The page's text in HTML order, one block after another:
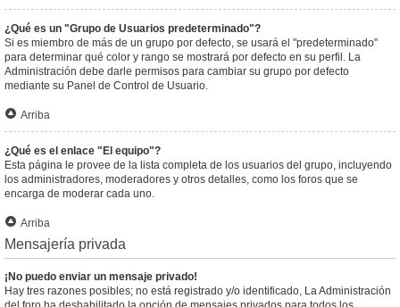
¿Qué es un "Grupo de Usuarios predeterminado"?
Si es miembro de más de un grupo por defecto, se usará el "predeterminado"
para determinar qué color y rango se mostrará por defecto en su perfil. La
Administración debe darle permisos para cambiar su grupo por defecto
mediante su Panel de Control de Usuario.
Arriba
¿Qué es el enlace "El equipo"?
Esta página le provee de la lista completa de los usuarios del grupo, incluyendo
los administradores, moderadores y otros detalles, como los foros que se
encarga de moderar cada uno.
Arriba
Mensajería privada
¡No puedo enviar un mensaje privado!
Hay tres razones posibles; no está registrado y/o identificado, La Administración